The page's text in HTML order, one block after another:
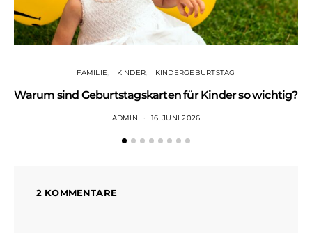
FAMILIE KINDER KINDERGEBURTSTAG
Warum sind Geburtstagskarten für Kinder so wichtig?
ADMIN 16. JUNI 2026
2 KOMMENTARE